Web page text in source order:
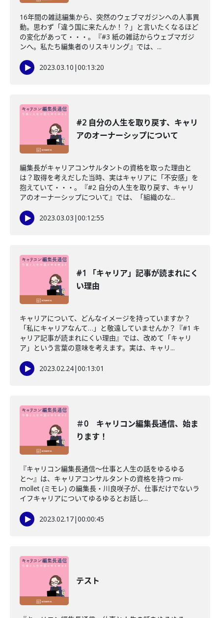
16年間の雑誌編集から、突然のウェブマガジンへの人事異
動。思わず「違う国に来たんか！？」と言いたくなるほど
の変化があって・・・。『#3 紙の雑誌からウェブマガジ
ンへ。私たち編集者のリスキリング』では、...
2023.03.10 |00:13:20
#2 自分の人生を取り戻す、キャリ
アのオーナーシップについて
編集長がキャリアコンサルタントの資格を取った理由と
は？取得を考えだした当時、実はキャリアに「不安感」を
抱えていて・・・。『#2 自分の人生を取り戻す、キャリ
アのオーナーシップについて』では、「組織のな...
2023.03.03 |00:12:55
#1 「キャリア」記事が読まれにく
い理由
キャリアについて、どんなイメージを持っていますか？
「私にキャリアなんて…」と敬遠していませんか？『#1 キ
ャリア記事が読まれにくい理由』では、改めて「キャリ
ア」という言葉の意味を考えます。実は、キャリ...
2023.02.24|00:13:01
＃0 キャリコン編集長通信、始ま
ります！
『キャリコン編集長通信〜仕事と人生の話をゆるゆる
と〜』は、キャリアコンサルタントの資格を持つ mi-
mollet (ミモレ) の編集長・川良咲子が、仕事だけでないラ
イフキャリアについてゆるゆるとお話し...
2023.02.17|00:00:45
テスト